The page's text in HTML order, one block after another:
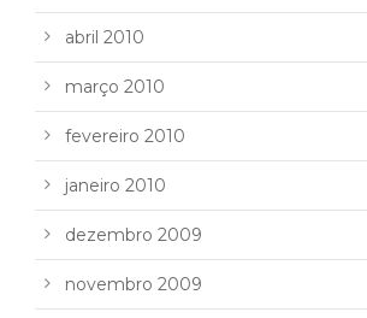
abril 2010
março 2010
fevereiro 2010
janeiro 2010
dezembro 2009
novembro 2009